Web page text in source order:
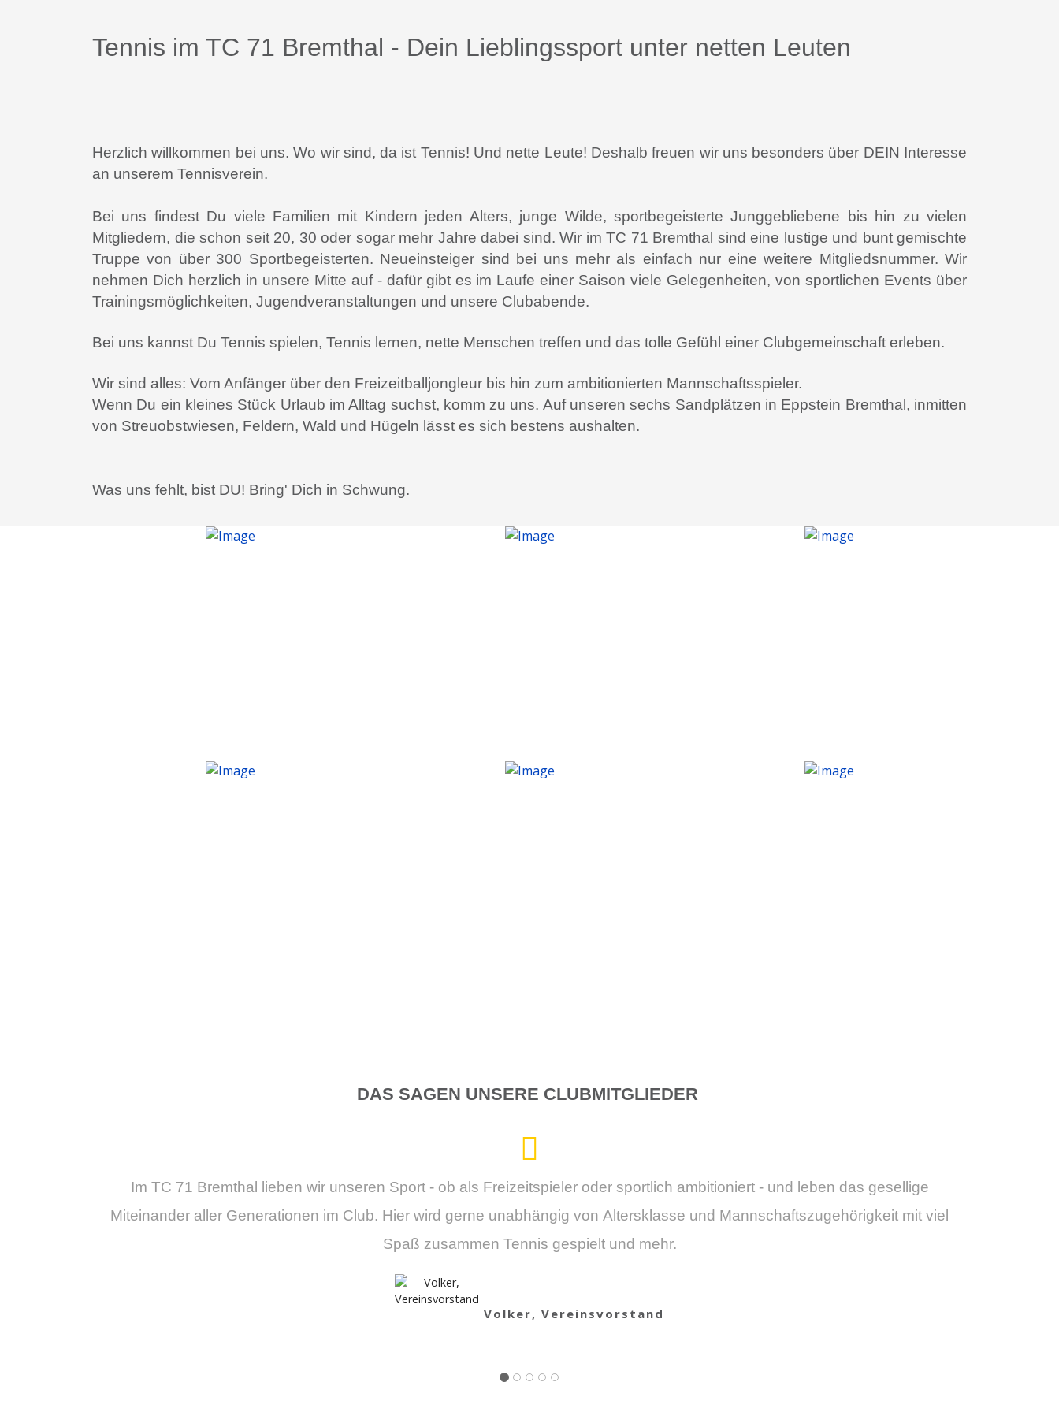
Tennis im TC 71 Bremthal - Dein Lieblingssport unter netten Leuten
Herzlich willkommen bei uns. Wo wir sind, da ist Tennis! Und nette Leute! Deshalb freuen wir uns besonders über DEIN Interesse
an unserem Tennisverein.
Bei uns findest Du viele Familien mit Kindern jeden Alters, junge Wilde, sportbegeisterte Junggebliebene bis hin zu vielen
Mitgliedern, die schon seit 20, 30 oder sogar mehr Jahre dabei sind. Wir im TC 71 Bremthal sind eine lustige und bunt gemischte
Truppe von über 300 Sportbegeisterten. Neueinsteiger sind bei uns mehr als einfach nur eine weitere Mitgliedsnummer. Wir
nehmen Dich herzlich in unsere Mitte auf - dafür gibt es im Laufe einer Saison viele Gelegenheiten, von sportlichen Events über
Trainingsmöglichkeiten, Jugendveranstaltungen und unsere Clubabende.
Bei uns kannst Du Tennis spielen, Tennis lernen, nette Menschen treffen und das tolle Gefühl einer Clubgemeinschaft erleben.
Wir sind alles: Vom Anfänger über den Freizeitballjongleur bis hin zum ambitionierten Mannschaftsspieler.
Wenn Du ein kleines Stück Urlaub im Alltag suchst, komm zu uns. Auf unseren sechs Sandplätzen in Eppstein Bremthal, inmitten
von Streuobstwiesen, Feldern, Wald und Hügeln lässt es sich bestens aushalten.
Was uns fehlt, bist DU! Bring' Dich in Schwung.
DAS SAGEN UNSERE CLUBMITGLIEDER
Im TC 71 Bremthal lieben wir unseren Sport - ob als Freizeitspieler oder sportlich ambitioniert - und leben das gesellige
Miteinander aller Generationen im Club. Hier wird gerne unabhängig von Altersklasse und Mannschaftszugehörigkeit mit viel
Spaß zusammen Tennis gespielt und mehr.
Volker, Vereinsvorstand